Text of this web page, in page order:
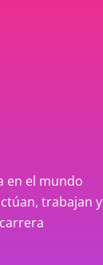
en el mundo
trabajan y